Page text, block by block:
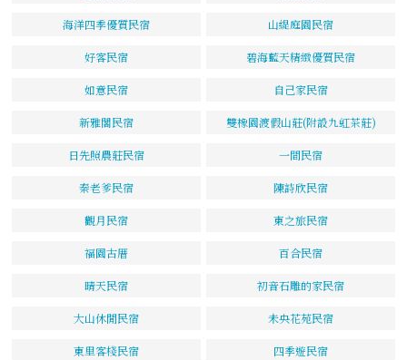
海洋四季優質民宿 山緹庭園民宿
好客民宿 碧海藍天精緻優質民宿
如意民宿 自己家民宿
新雅閣民宿 雙橡園渡假山莊(附設九虹茶莊)
日先照農莊民宿 一間民宿
秦老爹民宿 陳詩欣民宿
觀月民宿 東之旅民宿
福園古厝 百合民宿
晴天民宿 初音石雕的家民宿
大山休閒民宿 未央花苑民宿
東里客棧民宿 四季遊民宿